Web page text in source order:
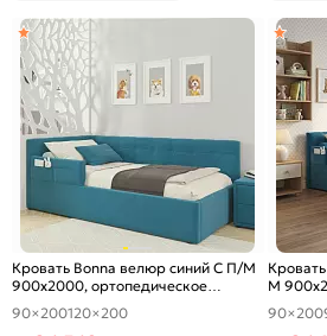
Кровать Bonna велюр синий С П/М
900x2000, ортопедическое
основание, изголовье мягкое
90×200120×200
М
90×200